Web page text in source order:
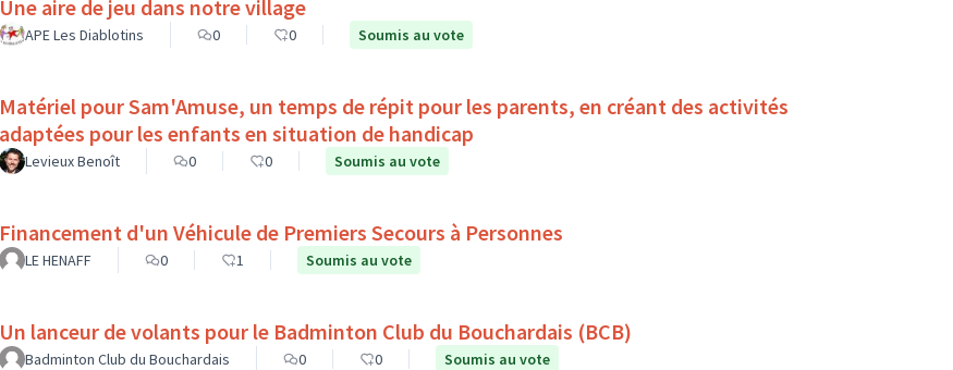
Une aire de jeu dans notre village
APE Les Diablotins 0 0 Soumis au vote
Matériel pour Sam'Amuse, un temps de répit pour les parents, en créant des activités
adaptées pour les enfants en situation de handicap
Levieux Benoît 0 0 Soumis au vote
Financement d'un Véhicule de Premiers Secours à Personnes
LE HENAFF 0 1 Soumis au vote
Un lanceur de volants pour le Badminton Club du Bouchardais (BCB)
Badminton Club du Bouchardais 0 0 Soumis au vote